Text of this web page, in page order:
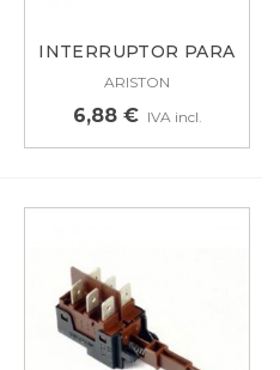
INTERRUPTOR PARA
PUERTA...
ARISTON
6,88 € IVA incl.